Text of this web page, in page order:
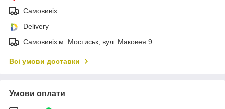
Самовивіз
Delivery
Самовивіз м. Мостиськ, вул. Маковея 9
Всі умови доставки
Умови оплати